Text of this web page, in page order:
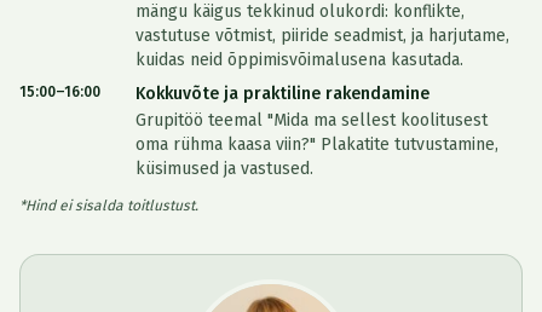
mängu käigus tekkinud olukordi: konflikte,
vastutuse võtmist, piiride seadmist, ja harjutame,
kuidas neid õppimisvõimalusena kasutada.
15:00–16:00
Kokkuvõte ja praktiline rakendamine
Grupitöö teemal "Mida ma sellest koolitusest
oma rühma kaasa viin?" Plakatite tutvustamine,
küsimused ja vastused.
*Hind ei sisalda toitlustust.